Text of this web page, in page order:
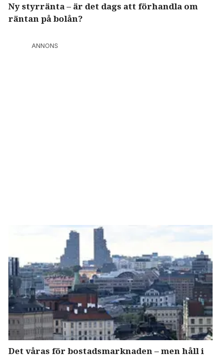
Ny styrränta – är det dags att förhandla om
räntan på bolån?
ANNONS
Det våras för bostadsmarknaden – men håll i